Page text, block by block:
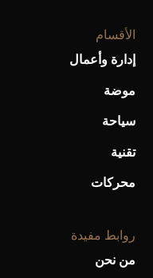
الأقسام
إدارة وأعمال
موضة
سياحة
تقنية
محركات
روابط مفيدة
من نحن